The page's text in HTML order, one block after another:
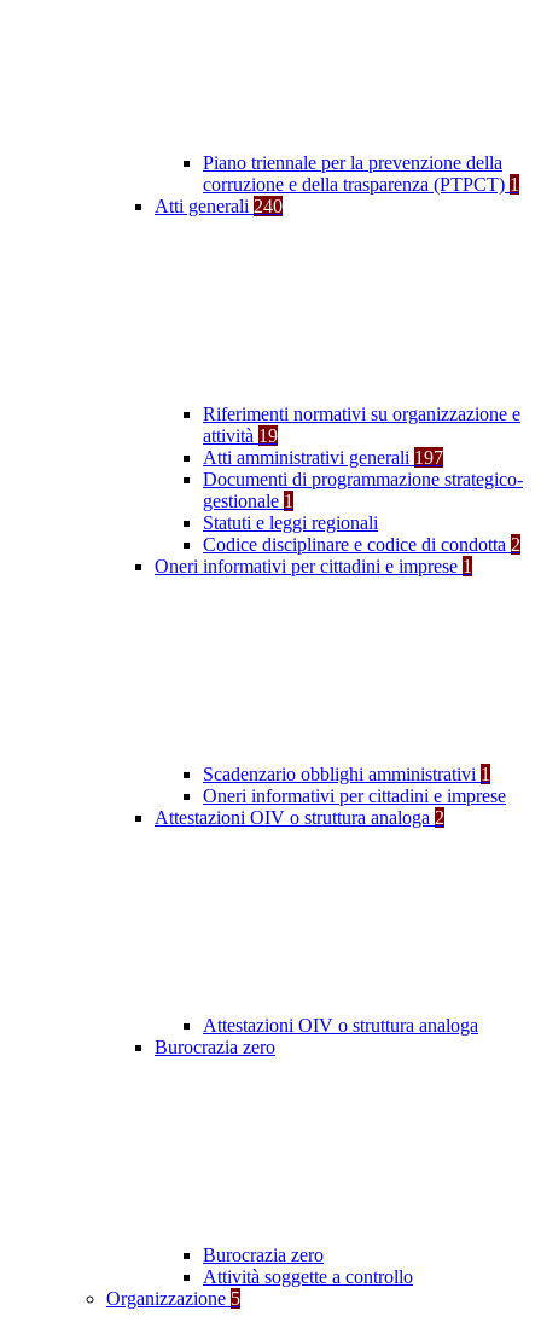
Piano triennale per la prevenzione della
corruzione e della trasparenza (PTPCT) 1
Atti generali 240
Riferimenti normativi su organizzazione e
attività 19
Atti amministrativi generali 197
Documenti di programmazione strategico-
gestionale 1
Statuti e leggi regionali
Codice disciplinare e codice di condotta 2
Oneri informativi per cittadini e imprese 1
Scadenzario obblighi amministrativi 1
Oneri informativi per cittadini e imprese
Attestazioni OIV o struttura analoga 2
Attestazioni OIV o struttura analoga
Burocrazia zero
Burocrazia zero
Attività soggette a controllo
Organizzazione 5